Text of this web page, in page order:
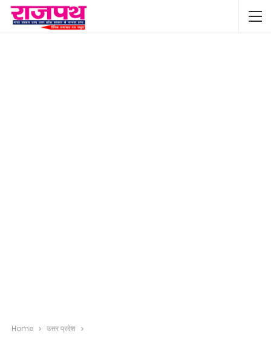
Home उत्तर प्रदेश